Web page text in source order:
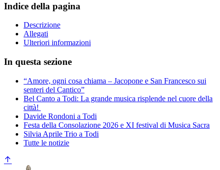
Indice della pagina
Descrizione
Allegati
Ulteriori informazioni
In questa sezione
“Amore, ogni cosa chiama – Jacopone e San Francesco sui
senteri del Cantico”
Bel Canto a Todi: La grande musica risplende nel cuore della
città!
Davide Rondoni a Todi
Festa della Consolazione 2026 e XI festival di Musica Sacra
Silvia Aprile Trio a Todi
Tutte le notizie